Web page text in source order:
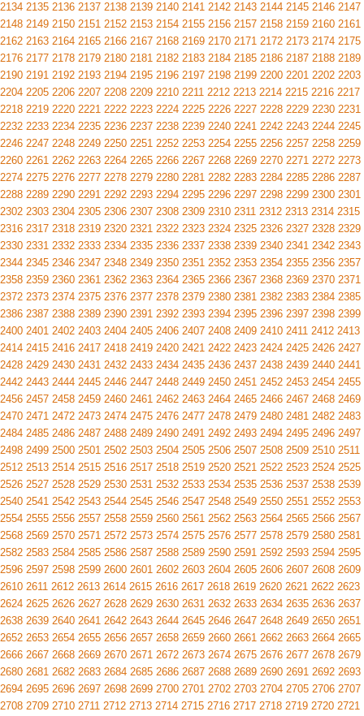
2134 2135 2136 2137 2138 2139 2140 2141 2142 2143 2144 2145 2146 2147
2148 2149 2150 2151 2152 2153 2154 2155 2156 2157 2158 2159 2160 2161
2162 2163 2164 2165 2166 2167 2168 2169 2170 2171 2172 2173 2174 2175
2176 2177 2178 2179 2180 2181 2182 2183 2184 2185 2186 2187 2188 2189
2190 2191 2192 2193 2194 2195 2196 2197 2198 2199 2200 2201 2202 2203
2204 2205 2206 2207 2208 2209 2210 2211 2212 2213 2214 2215 2216 2217
2218 2219 2220 2221 2222 2223 2224 2225 2226 2227 2228 2229 2230 2231
2232 2233 2234 2235 2236 2237 2238 2239 2240 2241 2242 2243 2244 2245
2246 2247 2248 2249 2250 2251 2252 2253 2254 2255 2256 2257 2258 2259
2260 2261 2262 2263 2264 2265 2266 2267 2268 2269 2270 2271 2272 2273
2274 2275 2276 2277 2278 2279 2280 2281 2282 2283 2284 2285 2286 2287
2288 2289 2290 2291 2292 2293 2294 2295 2296 2297 2298 2299 2300 2301
2302 2303 2304 2305 2306 2307 2308 2309 2310 2311 2312 2313 2314 2315
2316 2317 2318 2319 2320 2321 2322 2323 2324 2325 2326 2327 2328 2329
2330 2331 2332 2333 2334 2335 2336 2337 2338 2339 2340 2341 2342 2343
2344 2345 2346 2347 2348 2349 2350 2351 2352 2353 2354 2355 2356 2357
2358 2359 2360 2361 2362 2363 2364 2365 2366 2367 2368 2369 2370 2371
2372 2373 2374 2375 2376 2377 2378 2379 2380 2381 2382 2383 2384 2385
2386 2387 2388 2389 2390 2391 2392 2393 2394 2395 2396 2397 2398 2399
2400 2401 2402 2403 2404 2405 2406 2407 2408 2409 2410 2411 2412 2413
2414 2415 2416 2417 2418 2419 2420 2421 2422 2423 2424 2425 2426 2427
2428 2429 2430 2431 2432 2433 2434 2435 2436 2437 2438 2439 2440 2441
2442 2443 2444 2445 2446 2447 2448 2449 2450 2451 2452 2453 2454 2455
2456 2457 2458 2459 2460 2461 2462 2463 2464 2465 2466 2467 2468 2469
2470 2471 2472 2473 2474 2475 2476 2477 2478 2479 2480 2481 2482 2483
2484 2485 2486 2487 2488 2489 2490 2491 2492 2493 2494 2495 2496 2497
2498 2499 2500 2501 2502 2503 2504 2505 2506 2507 2508 2509 2510 2511
2512 2513 2514 2515 2516 2517 2518 2519 2520 2521 2522 2523 2524 2525
2526 2527 2528 2529 2530 2531 2532 2533 2534 2535 2536 2537 2538 2539
2540 2541 2542 2543 2544 2545 2546 2547 2548 2549 2550 2551 2552 2553
2554 2555 2556 2557 2558 2559 2560 2561 2562 2563 2564 2565 2566 2567
2568 2569 2570 2571 2572 2573 2574 2575 2576 2577 2578 2579 2580 2581
2582 2583 2584 2585 2586 2587 2588 2589 2590 2591 2592 2593 2594 2595
2596 2597 2598 2599 2600 2601 2602 2603 2604 2605 2606 2607 2608 2609
2610 2611 2612 2613 2614 2615 2616 2617 2618 2619 2620 2621 2622 2623
2624 2625 2626 2627 2628 2629 2630 2631 2632 2633 2634 2635 2636 2637
2638 2639 2640 2641 2642 2643 2644 2645 2646 2647 2648 2649 2650 2651
2652 2653 2654 2655 2656 2657 2658 2659 2660 2661 2662 2663 2664 2665
2666 2667 2668 2669 2670 2671 2672 2673 2674 2675 2676 2677 2678 2679
2680 2681 2682 2683 2684 2685 2686 2687 2688 2689 2690 2691 2692 2693
2694 2695 2696 2697 2698 2699 2700 2701 2702 2703 2704 2705 2706 2707
2708 2709 2710 2711 2712 2713 2714 2715 2716 2717 2718 2719 2720 2721